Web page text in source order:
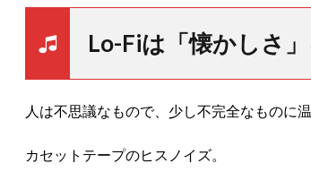
Lo-Fiは「懐かしさ
人は不思議なもので、少し不完全なものに
カセットテープのヒスノイズ。